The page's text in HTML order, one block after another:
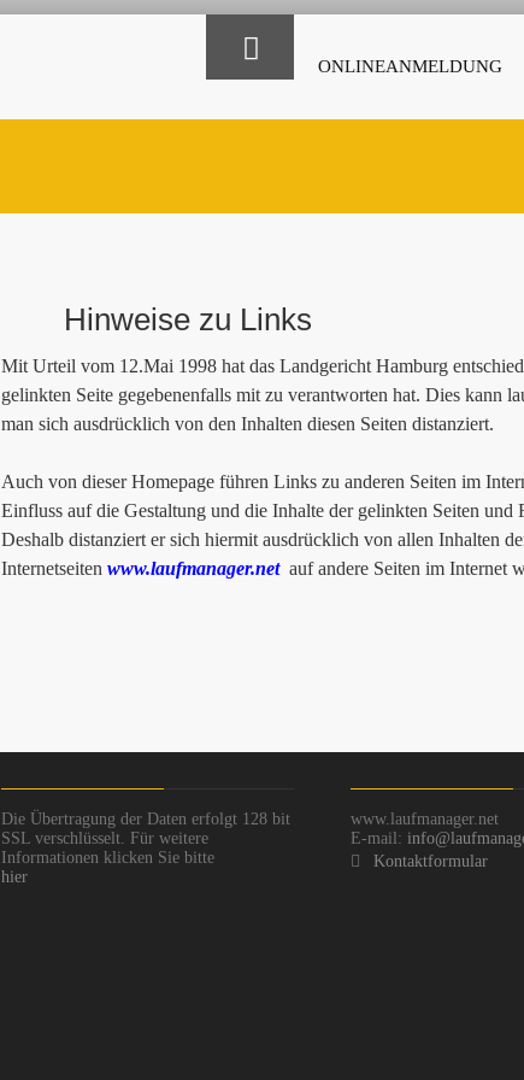
ONLINEANMELDUNG
Hinweise zu Links
Mit Urteil vom 12.Mai 1998 hat das Landgericht Hamburg
gelinkten Seite gegebenenfalls mit zu verantworten hat. Dies kann
man sich ausdrücklich von den Inhalten diesen Seiten distanziert.
Auch von dieser Homepage führen Links zu anderen Seiten im
Einfluss auf die Gestaltung und die Inhalte der gelinkten Seiten und
Deshalb distanziert er sich hiermit ausdrücklich von allen Inhalten
Internetseiten www.laufmanager.net auf andere Seiten im Internet
Die Übertragung der Daten erfolgt 128 bit
SSL verschlüsselt. Für weitere
Informationen klicken Sie bitte
hier
www.laufmanager.net
E-mail:
Kontaktformular